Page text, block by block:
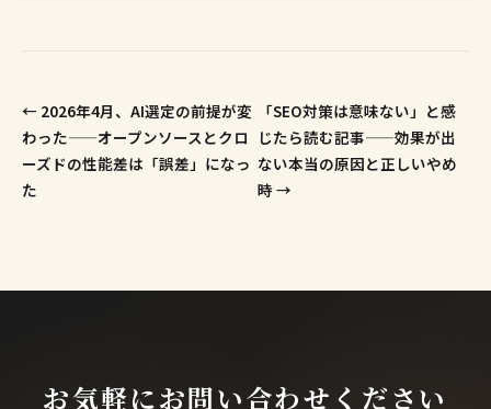
← 2026年4月、AI選定の前提が変
わった——オープンソースとクロ
ーズドの性能差は「誤差」になっ
た
「SEO対策は意味ない」と感
じたら読む記事——効果が出
ない本当の原因と正しいやめ
時 →
お気軽にお問い合わせください